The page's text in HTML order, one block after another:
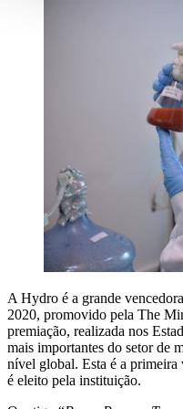
A Hydro é a grande
2020, promovido pela The
premiação, realizada nos
mais importantes do setor de
nível global. Esta é a
é eleito pela instituição.